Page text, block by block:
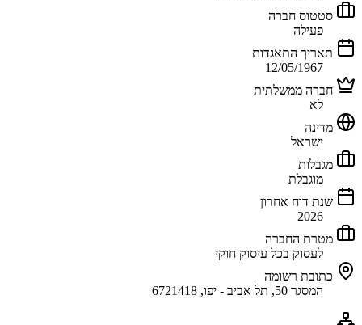
סטטוס חברה
פעילה
תאריך התאגדות
12/05/1967
חברה ממשלתית
לא
מדינה
ישראל
מגבלות
מוגבלת
שנת דוח אחרון
2026
מטרת החברה
לעסוק בכל עיסוק חוקי
כתובת רשומה
המסגר 50, תל אביב - יפו, 6721418